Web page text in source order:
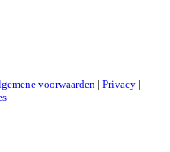
voorwaarden | Privacy|